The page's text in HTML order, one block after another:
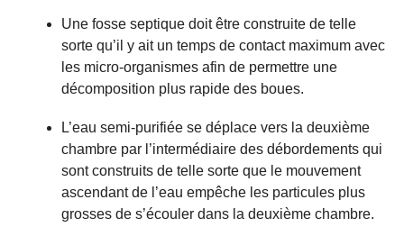
Une fosse septique doit être construite de telle
sorte qu’il y ait un temps de contact maximum avec
les micro-organismes afin de permettre une
décomposition plus rapide des boues.
L’eau semi-purifiée se déplace vers la deuxième
chambre par l’intermédiaire des débordements qui
sont construits de telle sorte que le mouvement
ascendant de l’eau empêche les particules plus
grosses de s’écouler dans la deuxième chambre.